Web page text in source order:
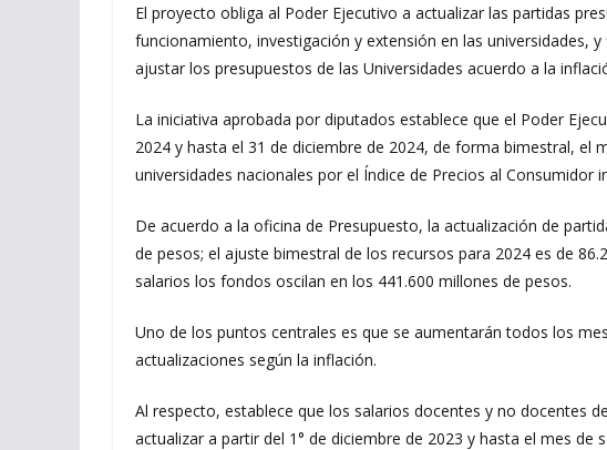
El proyecto obliga al Poder Ejecutivo a actualizar las partidas
funcionamiento, investigación y extensión en las universidades,
ajustar los presupuestos de las Universidades acuerdo a la
La iniciativa aprobada por diputados establece que el Poder
2024 y hasta el 31 de diciembre de 2024, de forma bimestral, el
universidades nacionales por el Índice de Precios al Consumidor
De acuerdo a la oficina de Presupuesto, la actualización de
de pesos; el ajuste bimestral de los recursos para 2024 es de
salarios los fondos oscilan en los 441.600 millones de pesos.
Uno de los puntos centrales es que se aumentarán todos los
actualizaciones según la inflación.
Al respecto, establece que los salarios docentes y no docentes
actualizar a partir del 1° de diciembre de 2023 y hasta el mes de